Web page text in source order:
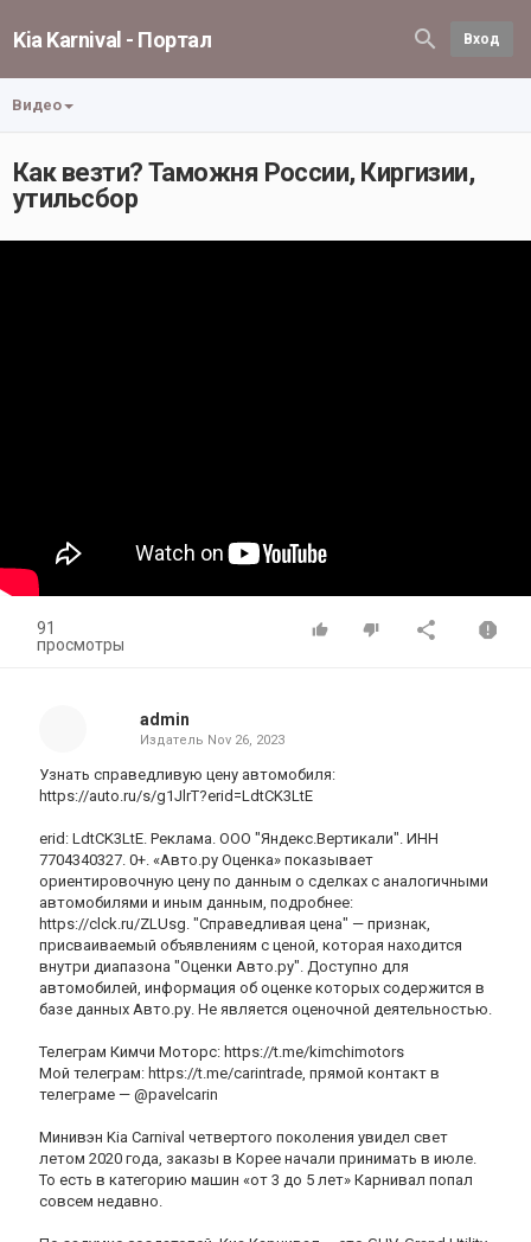
Kia Karnival - Портал Вход
Видео
Как везти? Таможня России, Киргизии,
утильсбор
91
просмотры
admin
Издатель Nov 26, 2023
Узнать справедливую цену автомобиля:
https://auto.ru/s/g1JlrT?erid=LdtCK3LtE
erid: LdtCK3LtE. Реклама. ООО "Яндекс.Вертикали". ИНН
7704340327. 0+. «Авто.ру Оценка» показывает
ориентировочную цену по данным о сделках с аналогичными
автомобилями и иным данным, подробнее:
https://clck.ru/ZLUsg. "Справедливая цена" — признак,
присваиваемый объявлениям с ценой, которая находится
внутри диапазона "Оценки Авто.ру". Доступно для
автомобилей, информация об оценке которых содержится в
базе данных Авто.ру. Не является оценочной деятельностью.
Телеграм Кимчи Моторс: https://t.me/kimchimotors
Мой телеграм: https://t.me/carintrade, прямой контакт в
телеграме — @pavelcarin
Минивэн Kia Carnival четвертого поколения увидел свет
летом 2020 года, заказы в Корее начали принимать в июле.
То есть в категорию машин «от 3 до 5 лет» Карнивал попал
совсем недавно.